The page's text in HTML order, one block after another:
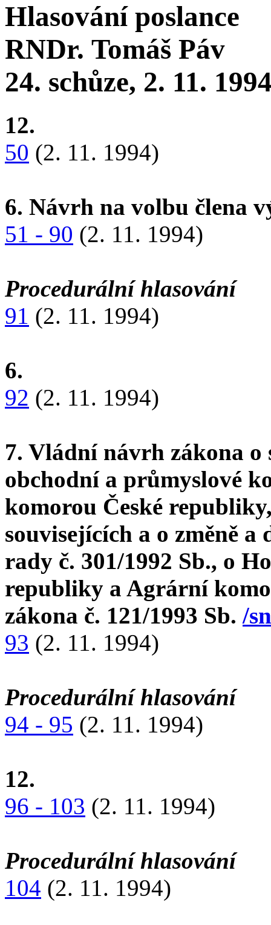
Hlasování poslance
RNDr. Tomáš Páv
24. schůze, 2. 11.
12.
50 (2. 11. 1994)
6. Návrh na volbu člena
51 - 90 (2. 11. 1994)
Procedurální hlasování
91 (2. 11. 1994)
6.
92 (2. 11. 1994)
7. Vládní návrh zákona o
obchodní a průmyslové
komorou České
souvisejících a o změně
rady č. 301/1992 Sb., o
republiky a Agrární
zákona č. 121/1993 Sb. /
93 (2. 11. 1994)
Procedurální hlasování
94 - 95 (2. 11. 1994)
12.
96 - 103 (2. 11. 1994)
Procedurální hlasování
104 (2. 11. 1994)